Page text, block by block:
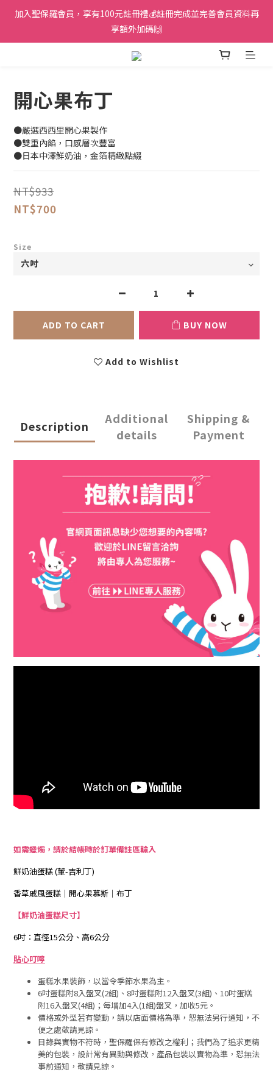
加入聖保羅會員，享有100元註冊禮💰註冊完成並完善會員資料再
享額外加碼🙌
開心果布丁
●嚴選西西里開心果製作
●雙重內餡，口感層次豐富
●日本中澤鮮奶油，金箔精緻點綴
NT$933
NT$700
Size
ADD TO CART BUY NOW
Add to Wishlist
Description
Additional
details
Shipping &
Payment
如需蠟燭，請於結帳時於訂單備註區輸入
鮮奶油蛋糕 (葷-吉利丁)
香草戚風蛋糕｜開心果慕斯｜布丁
【鮮奶油蛋糕尺寸】
6吋：直徑15公分、高6公分
貼心叮嚀
蛋糕水果裝飾，以當令季節水果為主。
6吋蛋糕附8入盤叉(2組)、8吋蛋糕附12入盤叉(3組)、10吋蛋糕
附16入盤叉(4組)；每增加4入(1組)盤叉，加收5元。
價格或外型若有變動，請以店面價格為準，恕無法另行通知，不
便之處敬請見諒。
目錄與實物不符時，聖保羅保有修改之權利；我們為了追求更精
美的包裝，設計常有異動與修改，產品包裝以實物為準，恕無法
事前通知，敬請見諒。